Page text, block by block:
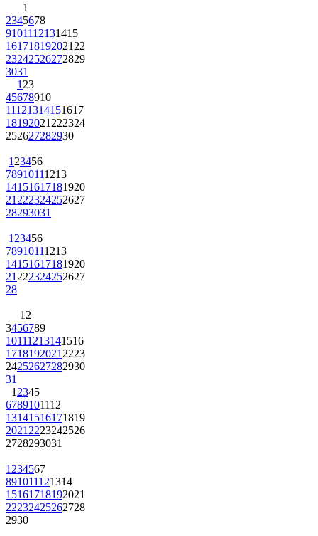
1
2345678
9101112131415
161718192021 22
23242526272829
3031
1 23
45678910
11121314151617
18192021 222324
252627282930
1 23456
78910111213
14151617181920
21 222324252627
28293031
1 23456
78910111213
14151617181920
21 222324252627
28
1 2
3456789
10111213141516
1718192021 2223
24252627282930
31
1 2345
6789101112
13141516171819
2021 2223242526
2728293031
1 234567
891011121314
15161718192021
22232425262728
2930